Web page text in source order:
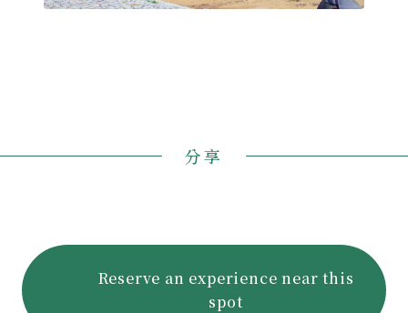
分享
Reserve an experience near this
spot